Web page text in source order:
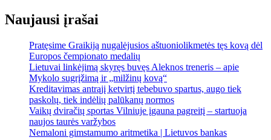
Naujausi įrašai
Pratęsime Graikiją nugalėjusios aštuoniolikmetės tęs kovą dėl
Europos čempionato medalių
Lietuvai linkėjimą skyręs buvęs Aleknos treneris – apie
Mykolo sugrįžimą ir „milžinų kovą“
Kreditavimas antrąjį ketvirtį tebebuvo spartus, augo tiek
paskolų, tiek indėlių palūkanų normos
Vaikų dviračių sportas Vilniuje įgauna pagreitį – startuoja
naujos taurės varžybos
Nemaloni gimstamumo aritmetika | Lietuvos bankas